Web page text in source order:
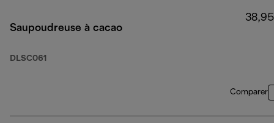
Saupoudreuse à cacao
DLSC061
Comparer